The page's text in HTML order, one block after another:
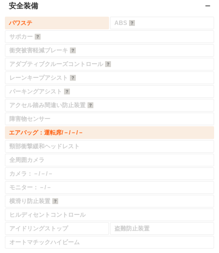
安全装備
パワステ
ABS
サポカー
衝突被害軽減ブレーキ
アダプティブクルーズコントロール
レーンキープアシスト
パーキングアシスト
アクセル踏み間違い防止装置
障害物センサー
エアバッグ：運転席/－/－/－
頸部衝撃緩和ヘッドレスト
全周囲カメラ
カメラ：－/－/－
モニター：－/－
横滑り防止装置
ヒルディセントコントロール
アイドリングストップ
盗難防止装置
オートマチックハイビーム